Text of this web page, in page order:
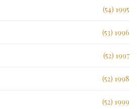
1995 (54)
1996 (53)
1997 (52)
1998 (52)
1999 (52)